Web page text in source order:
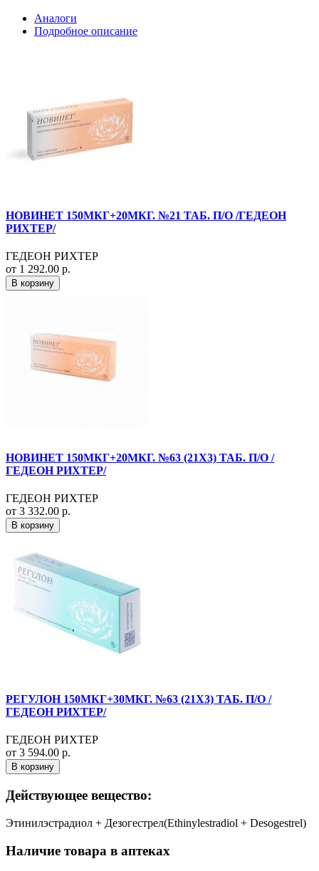
Аналоги
Подробное описание
НОВИНЕТ 150МКГ+20МКГ. №21 ТАБ. П/О /ГЕДЕОН
РИХТЕР/
ГЕДЕОН РИХТЕР
от 1 292.00 р.
В корзину
НОВИНЕТ 150МКГ+20МКГ. №63 (21X3) ТАБ. П/О /
ГЕДЕОН РИХТЕР/
ГЕДЕОН РИХТЕР
от 3 332.00 р.
В корзину
РЕГУЛОН 150МКГ+30МКГ. №63 (21X3) ТАБ. П/О /
ГЕДЕОН РИХТЕР/
ГЕДЕОН РИХТЕР
от 3 594.00 р.
В корзину
Действующее вещество:
Этинилэстрадиол + Дезогестрел(Ethinylestradiol + Desogestrel)
Наличие товара в аптеках